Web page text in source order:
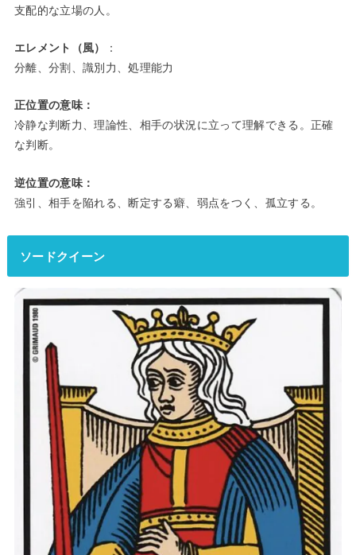
支配的な立場の人。
エレメント（風）
：
分離、分割、識別力、処理能力
正位置の意味：
冷静な判断力、理論性、相手の状況に立って理解できる。正確
な判断。
逆位置の意味：
強引、相手を陥れる、断定する癖、弱点をつく、孤立する。
ソードクイーン